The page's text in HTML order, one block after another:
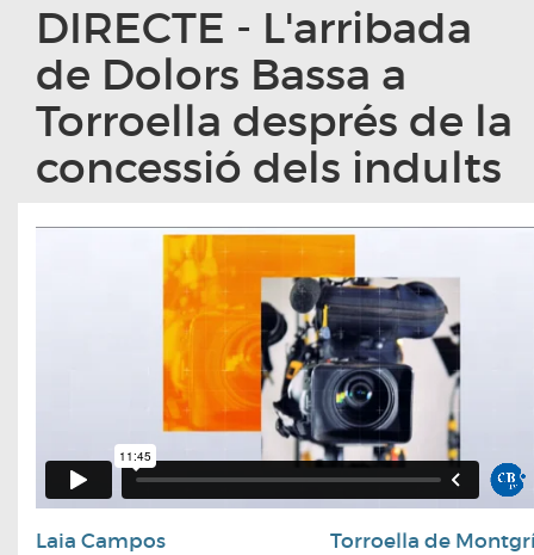
DIRECTE - L'arribada
de Dolors Bassa a
Torroella després de la
concessió dels indults
Laia Campos
Torroella de